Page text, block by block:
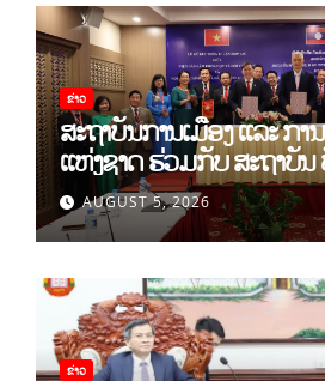
ຂ່າວ
ສະຖາບັນການເມືອງ ແລະ ກາ
ແຫ່ງຊາດ ຮ່ວມກັບ ສະຖາບັ
ວິທະຍາສາດສັງຄົມ ຫວຽດນ
ການຮ່ວມມືທາງດ້ານວິທະຍາ
2030)
AUGUST 5, 2026
ຂ່າວ